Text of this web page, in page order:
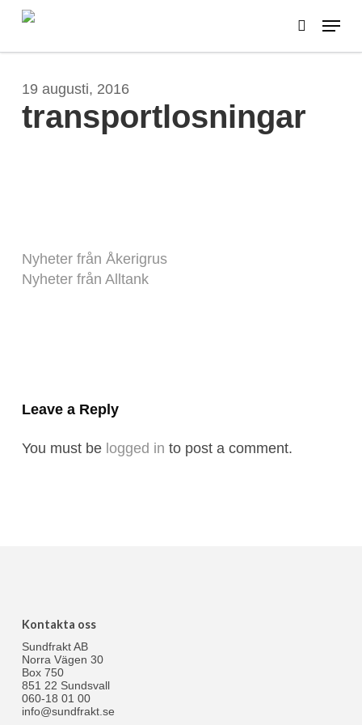
Skip
main
search
Menu
19 augusti, 2016
transportlosningar
Nyheter från Åkerigrus
Nyheter från Alltank
Leave a Reply
You must be logged in to post a comment.
Kontakta oss
Sundfrakt AB
Norra Vägen 30
Box 750
851 22 Sundsvall
060-18 01 00
info@sundfrakt.se